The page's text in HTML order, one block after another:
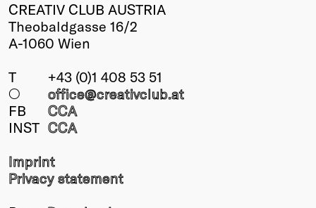
CREATIV CLUB AUSTRIA
Theobaldgasse 16/2
A-1060 Wien
T
+43 (0)1 408 53 51
○
office@creativclub.at
FB
CCA
INST CCA
Imprint
Privacy statement